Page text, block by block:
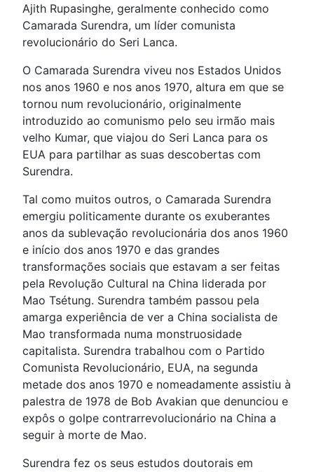
Ajith Rupasinghe, geralmente conhecido como
Camarada Surendra, um líder comunista
revolucionário do Seri Lanca.
O Camarada Surendra viveu nos Estados Unidos
nos anos 1960 e nos anos 1970, altura em que se
tornou num revolucionário, originalmente
introduzido ao comunismo pelo seu irmão mais
velho Kumar, que viajou do Seri Lanca para os
EUA para partilhar as suas descobertas com
Surendra.
Tal como muitos outros, o Camarada Surendra
emergiu politicamente durante os exuberantes
anos da sublevação revolucionária dos anos 1960
e início dos anos 1970 e das grandes
transformações sociais que estavam a ser feitas
pela Revolução Cultural na China liderada por
Mao Tsétung. Surendra também passou pela
amarga experiência de ver a China socialista de
Mao transformada numa monstruosidade
capitalista. Surendra trabalhou com o Partido
Comunista Revolucionário, EUA, na segunda
metade dos anos 1970 e nomeadamente assistiu à
palestra de 1978 de Bob Avakian que denunciou e
expôs o golpe contrarrevolucionário na China a
seguir à morte de Mao.
Surendra fez os seus estudos doutorais em